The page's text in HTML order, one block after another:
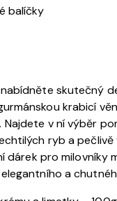
balíčky
skutečný
krabicí
Najdete v ní výběr
ryb a
dárek pro milovníky
a